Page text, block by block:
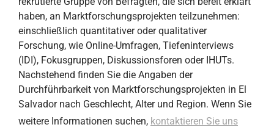
haben, an Marktforschungsprojekten teilzunehmen:
einschließlich quantitativer oder qualitativer
Forschung, wie Online-Umfragen, Tiefeninterviews
(IDI), Fokusgruppen, Diskussionsforen oder IHUTs.
Nachstehend finden Sie die Angaben der
Durchführbarkeit von Marktforschungsprojekten in El
Salvador nach Geschlecht, Alter und Region. Wenn Sie
weitere Informationen suchen, kontaktieren Sie uns